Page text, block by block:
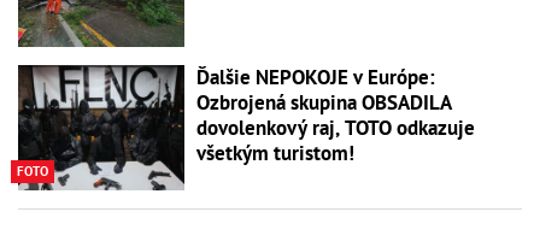
FOTO
Ďalšie NEPOKOJE v Európe:
Ozbrojená skupina OBSADILA
dovolenkový raj, TOTO odkazuje
všetkým turistom!